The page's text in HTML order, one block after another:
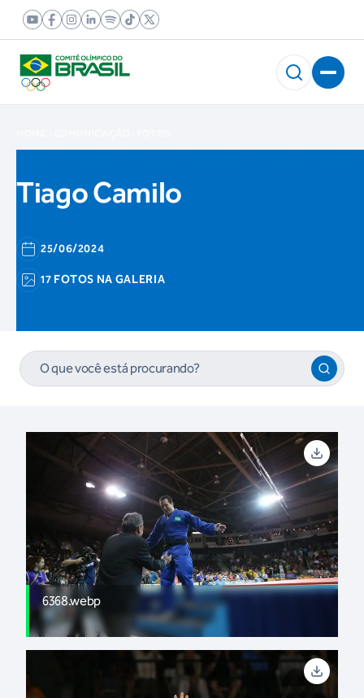
Tiago Camilo
25/06/2024
17 FOTOS NA GALERIA
6368.webp